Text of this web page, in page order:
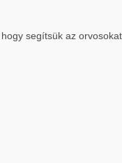
segítsük az